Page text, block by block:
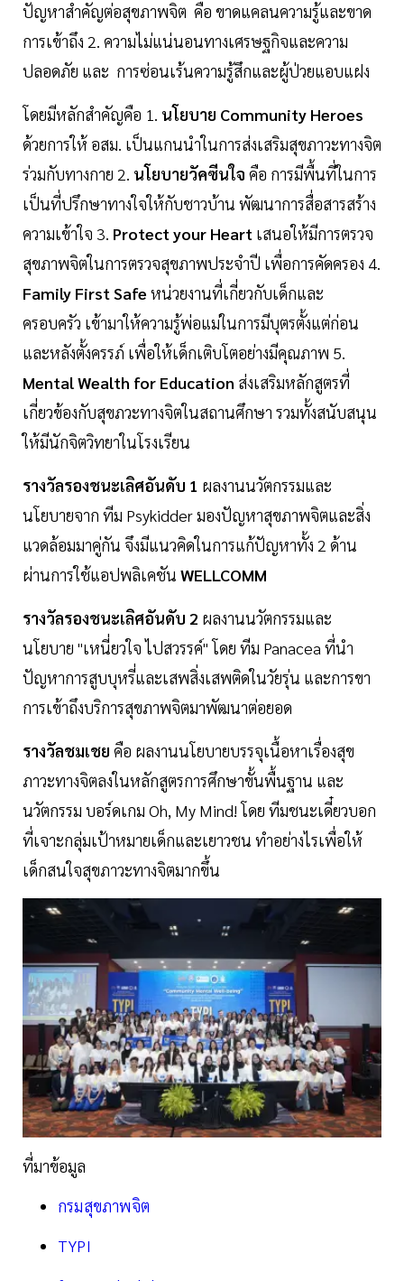
ปัญหาสำคัญต่อสุขภาพจิต คือ ขาดแคลนความรู้และขาด
การเข้าถึง 2. ความไม่แน่นอนทางเศรษฐกิจและความ
ปลอดภัย และ การซ่อนเร้นความรู้สึกและผู้ป่วยแอบแฝง
โดยมีหลักสำคัญคือ 1. นโยบาย Community Heroes
ด้วยการให้ อสม. เป็นแกนนำในการส่งเสริมสุขภาวะทางจิต
ร่วมกับทางกาย 2. นโยบายวัคซีนใจ คือ การมีพื้นที่ในการ
เป็นที่ปรึกษาทางใจให้กับชาวบ้าน พัฒนาการสื่อสารสร้าง
ความเข้าใจ 3. Protect your Heart เสนอให้มีการตรวจ
สุขภาพจิตในการตรวจสุขภาพประจำปี เพื่อการคัดครอง 4.
Family First Safe หน่วยงานที่เกี่ยวกับเด็กและ
ครอบครัว เข้ามาให้ความรู้พ่อแม่ในการมีบุตรตั้งแต่ก่อน
และหลังตั้งครรภ์ เพื่อให้เด็กเติบโตอย่างมีคุณภาพ 5.
Mental Wealth for Education ส่งเสริมหลักสูตรที่
เกี่ยวข้องกับสุขภวะทางจิตในสถานศึกษา รวมทั้งสนับสนุน
ให้มีนักจิตวิทยาในโรงเรียน
รางวัลรองชนะเลิศอันดับ 1 ผลงานนวัตกรรมและ
นโยบายจาก ทีม Psykidder มองปัญหาสุขภาพจิตและสิ่ง
แวดล้อมมาคู่กัน จึงมีแนวคิดในการแก้ปัญหาทั้ง 2 ด้าน
ผ่านการใช้แอปพลิเคชัน WELLCOMM
รางวัลรองชนะเลิศอันดับ 2 ผลงานนวัตกรรมและ
นโยบาย "เหนี่ยวใจ ไปสวรรค์" โดย ทีม Panacea ที่นำ
ปัญหาการสูบบุหรี่และเสพสิ่งเสพติดในวัยรุ่น และการขา
การเข้าถึงบริการสุขภาพจิตมาพัฒนาต่อยอด
รางวัลชมเชย คือ ผลงานนโยบายบรรจุเนื้อหาเรื่องสุข
ภาวะทางจิตลงในหลักสูตรการศึกษาขั้นพื้นฐาน และ
นวัตกรรม บอร์ดเกม Oh, My Mind! โดย ทีมชนะเดี๋ยวบอก
ที่เจาะกลุ่มเป้าหมายเด็กและเยาวชน ทำอย่างไรเพื่อให้
เด็กสนใจสุขภาวะทางจิตมากขึ้น
ที่มาข้อมูล
กรมสุขภาพจิต
TYPI